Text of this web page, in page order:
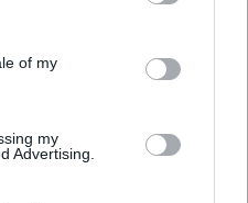
and its third-party tags to
purposes in below Google
of my
my
Advertising.
της Ελλάδας μας.
Αυτά! Τίποτα άλλο!